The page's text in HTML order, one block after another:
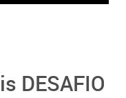
DESAFIO